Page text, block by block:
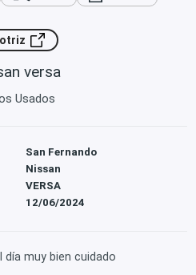
versa
Usados
San Fernando
Nissan
VERSA
12/06/2024
muy bien cuidado